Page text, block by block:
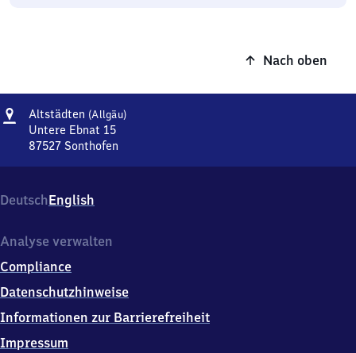
Nach oben
Adresse
Altstädten (Allgäu)Altstädten
Untere Ebnat 15
87527 Sonthofen
Untere
Ebnat
8
5
2
Sonthofen
DeutschEnglish
Analyse verwalten
Compliance
Datenschutzhinweise
Informationen zur Barrierefreiheit
Impressum